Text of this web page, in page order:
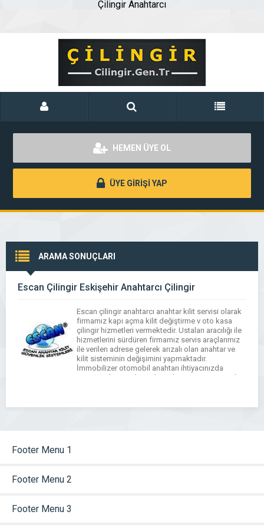
Çilingir Anahtarcı
HEMEN ÜYE OL
ÜYE GİRİŞİ YAP
ARAMA SONUÇLARI
Escan Çilingir Eskişehir Anahtarcı Çilingir
Escan çilingir anahtarcı anahtar kilit servisi olarak
firmamız kapı açma kilit değiştirme v oto kasa
çilingir hizmetleri vermektedir. Ustaları aracılığı ile
hizmetlerini sürdüren firmamız servis araçlarımız
ile verilen adrese gelerek arızalı olan anahtar ve
kilit sisteminin değişimini yapmaktadır.
İmmobilizer otomobil anahtarı ihtiyacınızda
aracınıza kapı ve kontak anahtarı temini yaparak
Footer Menu 1
Footer Menu 2
Footer Menu 3